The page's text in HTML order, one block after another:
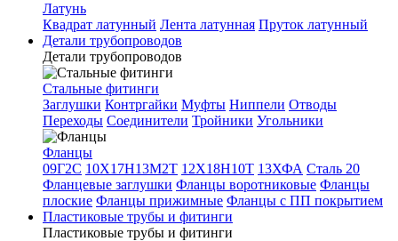
Латунь
Квадрат латунный Лента латунная Пруток латунный
Детали трубопроводов
Детали трубопроводов
Стальные фитинги
Заглушки Контргайки Муфты Ниппели Отводы
Переходы Соединители Тройники Угольники
Фланцы
09Г2С 10Х17Н13М2Т 12Х18Н10Т 13ХФА Сталь 20
Фланцевые заглушки Фланцы воротниковые Фланцы
плоские Фланцы прижимные Фланцы с ПП покрытием
Пластиковые трубы и фитинги
Пластиковые трубы и фитинги